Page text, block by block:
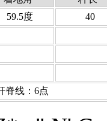
59.5度 40
脊线：6点